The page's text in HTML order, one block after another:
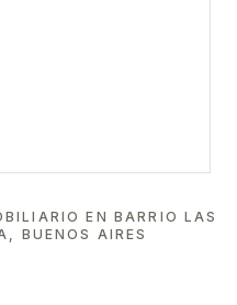
EN BARRIO LAS
BUENOS AIRES